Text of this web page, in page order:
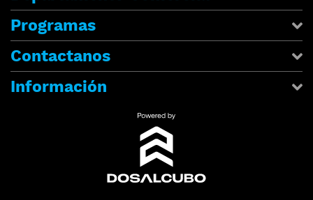
Programas
Contactanos
Información